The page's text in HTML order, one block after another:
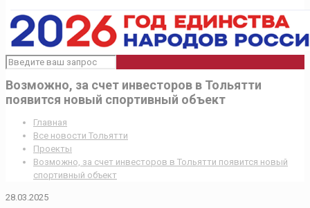
Возможно, за счет инвесторов в Тольятти
появится новый спортивный объект
Главная
Все новости Тольятти
Проекты
Возможно, за счет инвесторов в Тольятти появится новый
спортивный объект
28.03.2025